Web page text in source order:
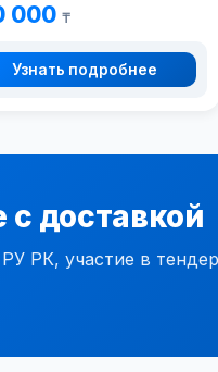
000₸
Узнать подробнее
с доставкой
РК, участие в